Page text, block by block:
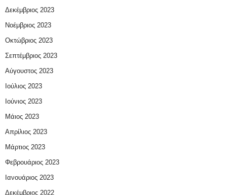
Δεκέμβριος 2023
Νοέμβριος 2023
Οκτώβριος 2023
Σεπτέμβριος 2023
Αύγουστος 2023
Ιούλιος 2023
Ιούνιος 2023
Μάιος 2023
Απρίλιος 2023
Μάρτιος 2023
Φεβρουάριος 2023
Ιανουάριος 2023
Δεκέμβριος 2022